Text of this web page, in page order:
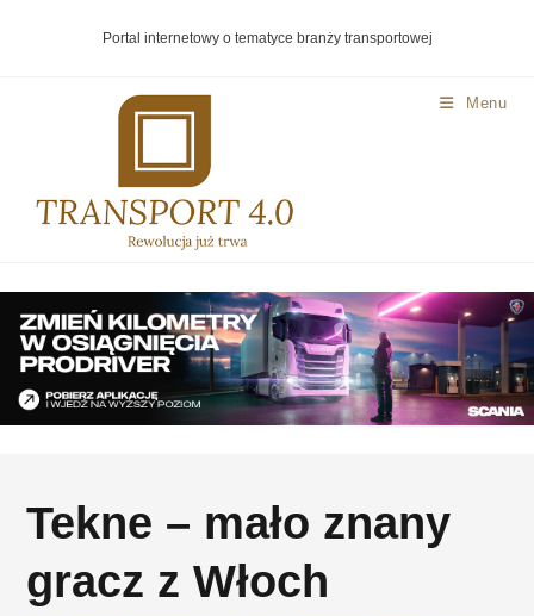
Portal internetowy o tematyce branży transportowej
Menu
Tekne – mało znany
gracz z Włoch